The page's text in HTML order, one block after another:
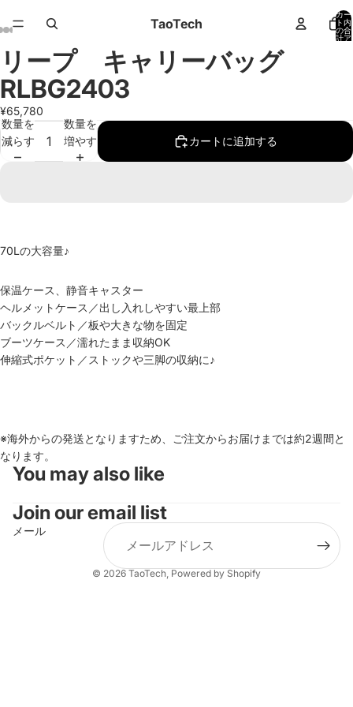
TaoTech
カー
ト内
の合
計ア
画
像
を
全
画
面
画
像
を
全
画
面
画
像
を
全
画
面
画
像
を
全
画
面
画
像
を
全
画
面
画
像
を
全
画
面
画
像
を
全
画
面
画
像
を
全
画
面
画
像
を
全
画
面
画
像
を
全
画
面
画
像
を
全
画
面
画
像
を
全
画
面
画
像
を
全
画
面
リープ キャリーバッグ
RLBG2403
¥65,780
数量を
減らす
数量を
増やす
カートに追加する
70Lの大容量♪
保温ケース、静音キャスター
ヘルメットケース／出し入れしやすい最上部
バックルベルト／板や大きな物を固定
ブーツケース／濡れたまま収納OK
伸縮式ポケット／ストックや三脚の収納に♪
※海外からの発送となりますため、ご注文からお届けまでは約2週間と
なります。
You may also like
Join our email list
メール
© 2026 TaoTech, Powered by Shopify